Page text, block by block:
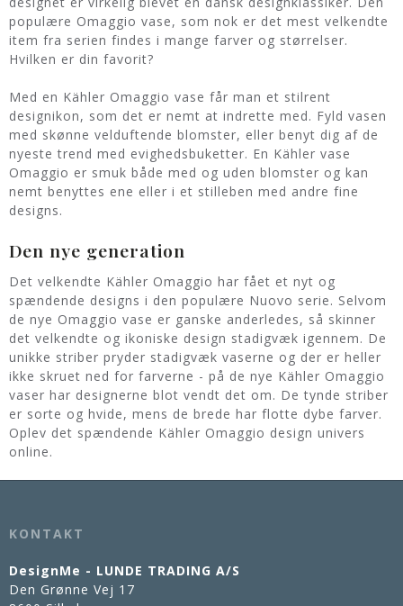
populære Omaggio vase, som nok er det mest velkendte
item fra serien findes i mange farver og størrelser.
Hvilken er din favorit?
Med en Kähler Omaggio vase får man et stilrent
designikon, som det er nemt at indrette med. Fyld vasen
med skønne velduftende blomster, eller benyt dig af de
nyeste trend med evighedsbuketter. En Kähler vase
Omaggio er smuk både med og uden blomster og kan
nemt benyttes ene eller i et stilleben med andre fine
designs.
Den nye generation
Det velkendte Kähler Omaggio har fået et nyt og
spændende designs i den populære Nuovo serie. Selvom
de nye Omaggio vase er ganske anderledes, så skinner
det velkendte og ikoniske design stadigvæk igennem. De
unikke striber pryder stadigvæk vaserne og der er heller
ikke skruet ned for farverne - på de nye Kähler Omaggio
vaser har designerne blot vendt det om. De tynde striber
er sorte og hvide, mens de brede har flotte dybe farver.
Oplev det spændende Kähler Omaggio design univers
online.
KONTAKT
DesignMe - LUNDE TRADING A/S
Den Grønne Vej 17